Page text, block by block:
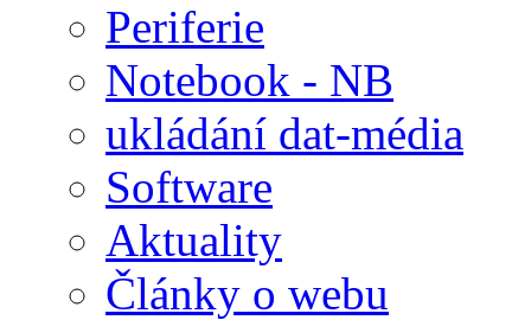
Periferie
Notebook - NB
ukládání dat-média
Software
Aktuality
Články o webu